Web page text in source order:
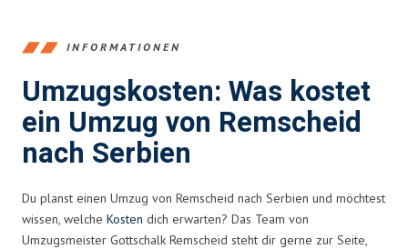
INFORMATIONEN
Umzugskosten: Was kostet
ein Umzug von Remscheid
nach Serbien
Du planst einen Umzug von Remscheid nach Serbien und möchtest
wissen, welche Kosten dich erwarten? Das Team von
Umzugsmeister Gottschalk Remscheid steht dir gerne zur Seite,